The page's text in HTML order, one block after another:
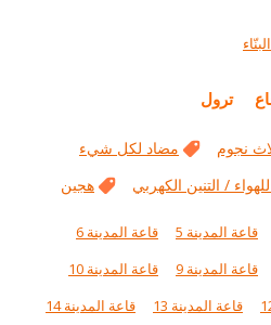
ترول
نجوم
مضاد لكل شيء
/ التنين الكهربي هجين
قاعة المدينة 5
قاعة المدينة 6
قاعة المدينة 9
قاعة المدينة 10
قاعة المدينة 13
قاعة المدينة 14